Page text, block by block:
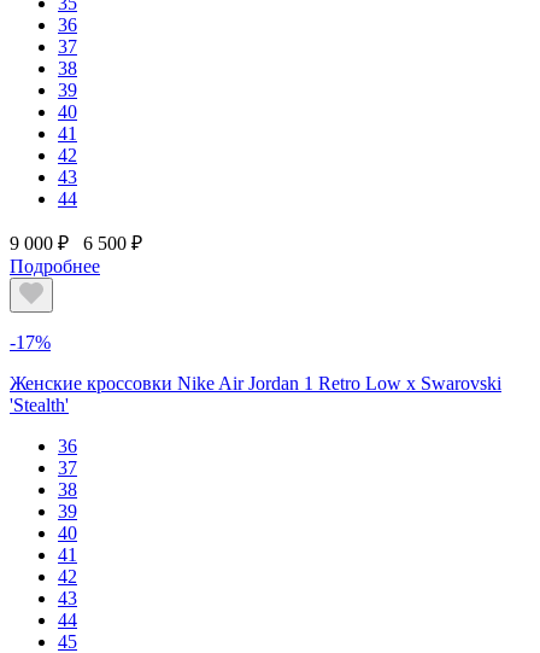
36
37
38
39
40
41
42
43
44
9 000 ₽
6 500 ₽
Подробнее
-17%
Женские кроссовки Nike Air Jordan 1 Retro Low x Swarovski
'Stealth'
36
37
38
39
40
41
42
43
44
45